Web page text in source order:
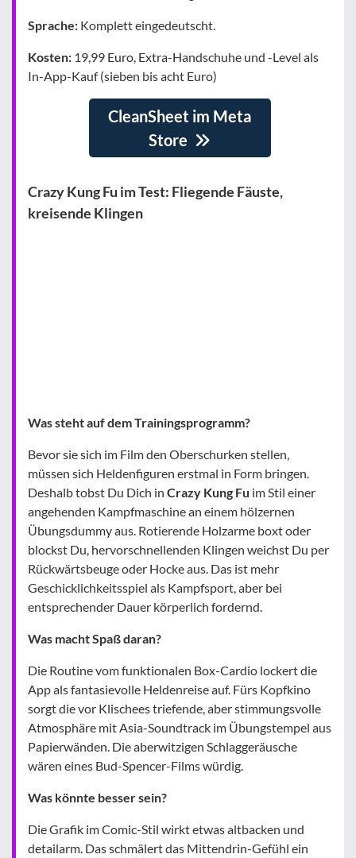
Sprache: Komplett eingedeutscht.
Kosten: 19,99 Euro, Extra-Handschuhe und -Level als
In-App-Kauf (sieben bis acht Euro)
CleanSheet im Meta
Store
Crazy Kung Fu im Test: Fliegende Fäuste,
kreisende Klingen
Was steht auf dem Trainingsprogramm?
Bevor sie sich im Film den Oberschurken stellen,
müssen sich Heldenfiguren erstmal in Form bringen.
Deshalb tobst Du Dich in Crazy Kung Fu im Stil einer
angehenden Kampfmaschine an einem hölzernen
Übungsdummy aus. Rotierende Holzarme boxt oder
blockst Du, hervorschnellenden Klingen weichst Du per
Rückwärtsbeuge oder Hocke aus. Das ist mehr
Geschicklichkeitsspiel als Kampfsport, aber bei
entsprechender Dauer körperlich fordernd.
Was macht Spaß daran?
Die Routine vom funktionalen Box-Cardio lockert die
App als fantasievolle Heldenreise auf. Fürs Kopfkino
sorgt die vor Klischees triefende, aber stimmungsvolle
Atmosphäre mit Asia-Soundtrack im Übungstempel aus
Papierwänden. Die aberwitzigen Schlaggeräusche
wären eines Bud-Spencer-Films würdig.
Was könnte besser sein?
Die Grafik im Comic-Stil wirkt etwas altbacken und
detailarm. Das schmälert das Mittendrin-Gefühl ein